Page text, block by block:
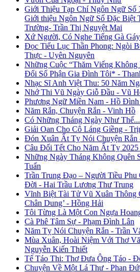
Giới Thiệu Tạp Chí Ngôn Ngữ Số
Giới thiệu Ngôn Ngữ Số Đặc Biệt
Trường- Trần Thị Nguyệt Mai
Xứ Người, Có Nghe Tiếng Gà
Đọc Tiểu Lục Thần Phong: Ngòi
Thực - Uyên Nguyên
Những Cuộc “Thăm Viếng
Đổi Số Phận Gia Đình Tôi* -
Nhạc Sĩ Anh Việt Thu: 50 Năm
Nhớ Thi Vũ Ngày Giỗ Đầu - Vũ
Phương Ngữ Miền Nam - Hồ
Năm Rắn, Chuyện Rắn - Vinh Hồ
Có Những Tháng Ngày Như
Giải Oan Cho Cô Láng Giềng -
Đón Xuân Ất Tỵ Nói Chuyện Rắn
Câu Đối Tết Cho Năm Ất Tỵ
Những Ngày Tháng Không Quên
Tuấn
Trần Trung Đạo – Người Tiều
Đời - Hai Trầu Lương Thư Trung
Vĩnh Biệt Tài Tử Vũ Xuân Thông
Chân Dung’ - Hồng Hải
Tôi Từng Là Một Con Ngựa
Cà Phê Tâm Sự - Phạm Đình Lân
Năm Tỵ Nói Chuyện Rắn - Trần
Mùa Xuân, Hoài Niệm Với Thơ
Nguyễn Kiến Thiết
Tế Táo Thi: Thơ Đưa Ông Táo -
Chuyện Về Một Lá Thư - Phan